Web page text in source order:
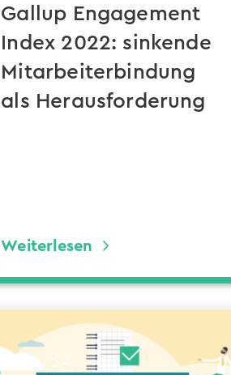
Gallup Engagement
Index 2022: sinkende
Mitarbeiterbindung
als Herausforderung
Weiterlesen